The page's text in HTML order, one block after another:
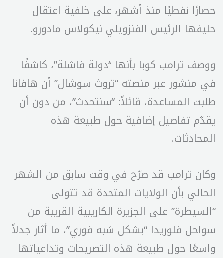
حصارًا نفطيًا منذ أشهر، على خلفية اعتقال
حليفها الرئيس الفنزويلي نيكولاس مادورو.
ووصف ترامب كوبا بأنها “دولة فاشلة”، كاشفًا
في منشور عبر منصته “تروث سوشال” أن هافانا
طلبت المساعدة، قائلاً: “سنتحدث”، من دون أن
يقدّم تفاصيل إضافية حول طبيعة هذه
المحادثات.
وكان ترامب قد صرّح في وقت سابق من الشهر
الحالي بأن الولايات المتحدة قد تتولى
“السيطرة” على الجزيرة الكاريبية القريبة من
سواحل فلوريدا “بشكل شبه فوري”، ما أثار جدلاً
واسعًا حول طبيعة هذه التصريحات وتداعياتها